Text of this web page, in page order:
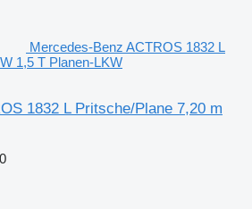
Mercedes-Benz ACTROS 1832 L
1,5 T Planen-LKW
1832 L Pritsche/Plane 7,20 m